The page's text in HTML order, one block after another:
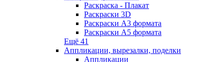
Раскраска - Плакат
Раскраски 3D
Раскраски А3 формата
Раскраски А5 формата
Ещё 41
Аппликации, вырезалки, поделки
Аппликации